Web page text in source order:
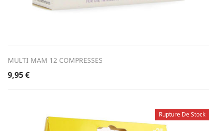
MULTI MAM 12 COMPRESSES
9,95€
Rupture De Stock